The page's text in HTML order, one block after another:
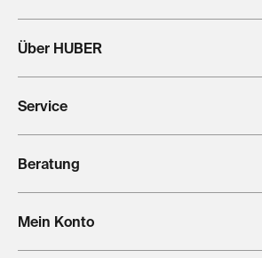
Über HUBER
Service
Beratung
Mein Konto